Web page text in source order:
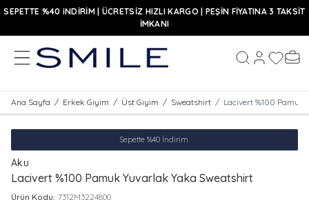
SEPETTE %40 iNDİRİM | ÜCRETSİZ HIZLI KARGO | PEŞİN FİYATINA 3 TAKSİT
İMKANI
MENÜ Hesabım
Ana Sayfa / Erkek Giyim / Üst Giyim / Sweatshirt / Lacivert %100
Sepette %40 İndirim
Aku
Lacivert %100 Pamuk Yuvarlak Yaka Sweatshirt
Ürün Kodu: 7312M3224800